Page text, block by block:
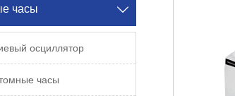
часы 
осциллятор
часы